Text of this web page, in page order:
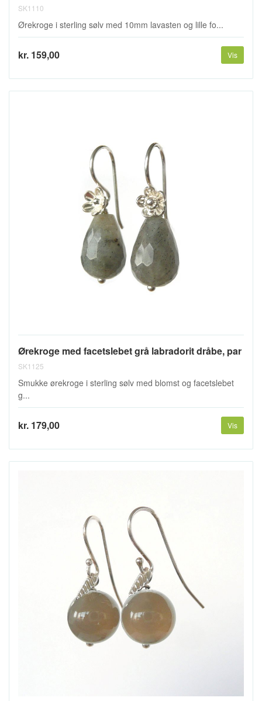
SK1110
Ørekroge i sterling sølv med 10mm lavasten og lille fo...
kr. 159,00 Vis
Ørekroge med facetslebet grå labradorit dråbe, par
SK1125
Smukke ørekroge i sterling sølv med blomst og facetslebet
g...
kr. 179,00 Vis